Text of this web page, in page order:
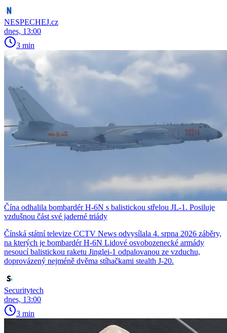
NESPECHEJ.cz
dnes, 13:00
3 min
Čína odhalila bombardér H-6N s balistickou střelou JL-1. Posiluje
vzdušnou část své jaderné triády
Čínská státní televize CCTV News odvysílala 4. srpna 2026 záběry,
na kterých je bombardér H-6N Lidové osvobozenecké armády
nesoucí balistickou raketu Jinglei-1 odpalovanou ze vzduchu,
doprovázený nejméně dvěma stíhačkami stealth J-20.
Securitytech
dnes, 13:00
3 min